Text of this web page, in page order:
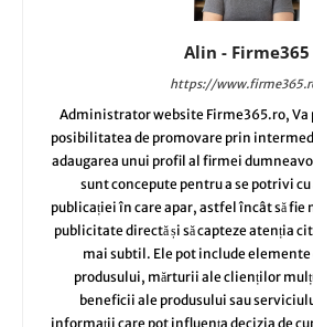
Alin - Firme365
https://
Administrator website Firme365.ro, Va
posibilitatea de promovare prin
adaugarea unui profil al firmei
sunt concepute pentru a se potrivi
publicației în care apar, astfel încât să fie
publicitate directă și să capteze atenția
mai subtil. Ele pot include elemente
produsului, mărturii ale clienților
beneficii ale produsului sau
informații care pot influența decizia de